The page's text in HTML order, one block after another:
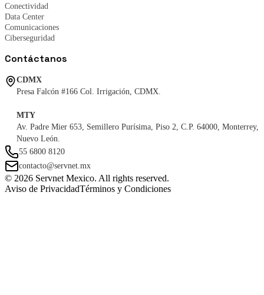
Conectividad
Data Center
Comunicaciones
Ciberseguridad
Contáctanos
CDMX
Presa Falcón #166 Col. Irrigación, CDMX.
MTY
Av. Padre Mier 653, Semillero Purísima, Piso 2, C.P. 64000, Monterrey,
Nuevo León.
55 6800 8120
contacto@servnet.mx
© 2026 Servnet Mexico. All rights reserved.
Aviso de PrivacidadTérminos y Condiciones